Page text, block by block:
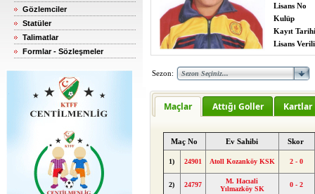
Gözlemciler
Statüler
Talimatlar
Formlar - Sözleşmeler
Lisans No
Kulüp
Kayıt Tarihi
Lisans
Sezon:
Maçlar Attığı Goller Kartlar
Maç No Ev Sahibi Skor
1) 24901 Atoll Kozanköy KSK 2 - 0
2) 24797
M. Hacıali
Yılmazköy SK
0 - 2